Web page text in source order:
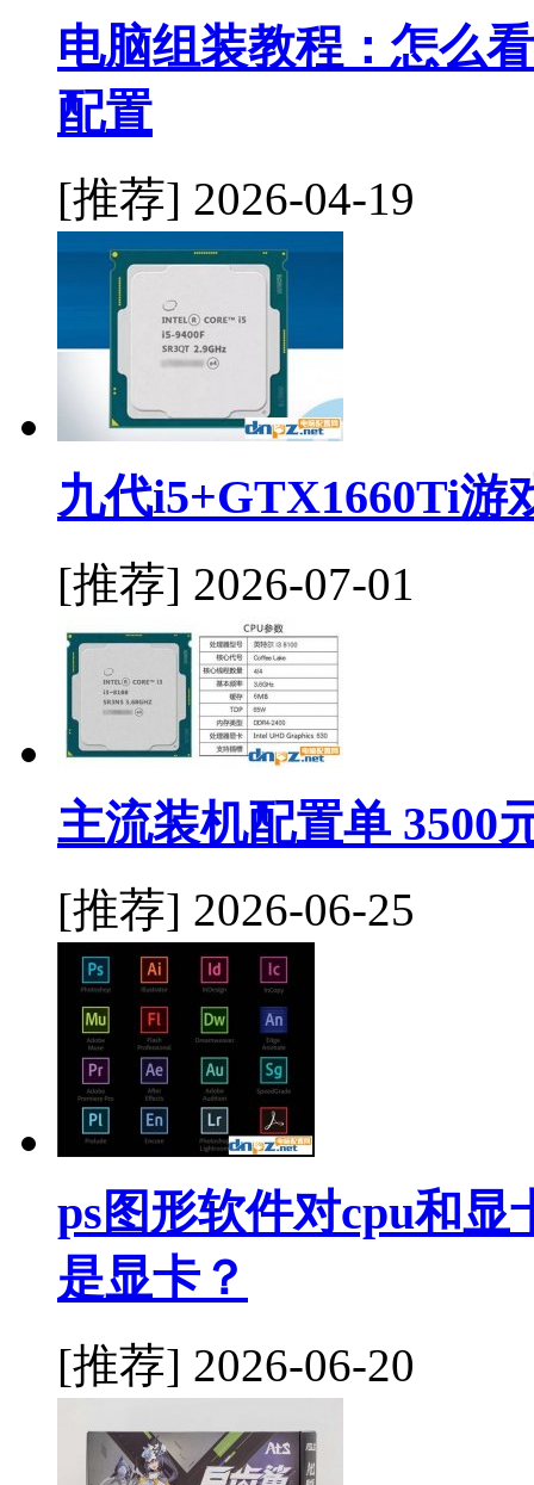
电脑组装教程：怎么
配置
[推荐] 2026-04-19
九代i5+GTX1660Ti游
[推荐] 2026-07-01
主流装机配置单 3500
[推荐] 2026-06-25
ps图形软件对cpu和显
是显卡？
[推荐] 2026-06-20